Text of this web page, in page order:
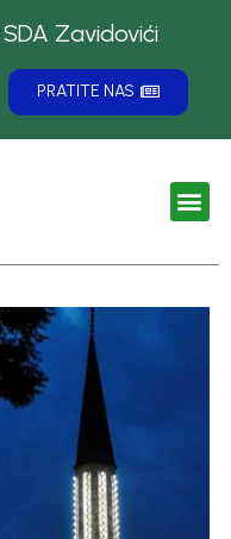
Zavidovići
PRATITE NAS